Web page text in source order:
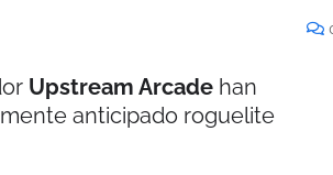
Upstream Arcade han
anticipado roguelite